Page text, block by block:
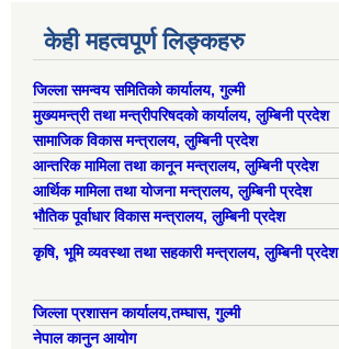
केही महत्वपूर्ण लिङ्कहरु
जिल्ला समन्वय समितिको कार्यालय, गुल्मी
मुख्यमन्त्री तथा मन्त्रीपरिषदको कार्यालय, लुम्बिनी प्रदेश
सामाजिक विकास मन्त्रालय, लुम्बिनी प्रदेश
आन्तरिक मामिला तथा कानून मन्त्रालय, लुम्बिनी प्रदेश
आर्थिक मामिला तथा योजना मन्त्रालय, लुम्बिनी प्रदेश
भौतिक पूर्वाधार विकास मन्त्रालय, लुम्बिनी प्रदेश
कृषि, भूमि व्यवस्था तथा सहकारी मन्त्रालय, लुम्बिनी प्रदेश
जिल्ला प्रशासन कार्यालय,तम्घास, गुल्मी
नेपाल कानुन आयोग